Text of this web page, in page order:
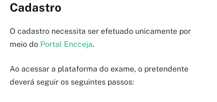
Cadastro
O cadastro necessita ser efetuado unicamente por
meio do Portal Encceja.
Ao acessar a plataforma do exame, o pretendente
deverá seguir os seguintes passos: